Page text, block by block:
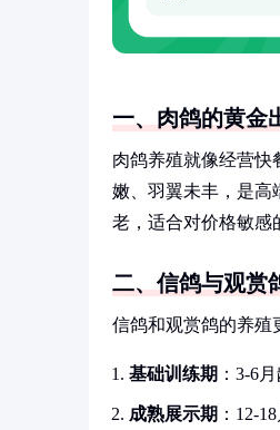
一、肉鸽的黄金
肉鸽养殖就像经营快
嫩、羽翼未丰，是高
老，适合对价格敏感
二、信鸽与观赏
信鸽和观赏鸽的养殖
基础训练期 ：3-6
成熟展示期 ：12-